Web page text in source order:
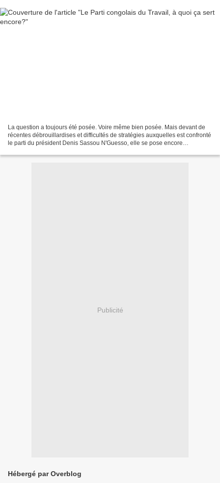
La question a toujours été posée. Voire même bien posée. Mais devant de
récentes débrouillardises et difficultés de stratégies auxquelles est confronté
le parti du président Denis Sassou N'Guesso, elle se pose encore
Publicité
Hébergé par Overblog